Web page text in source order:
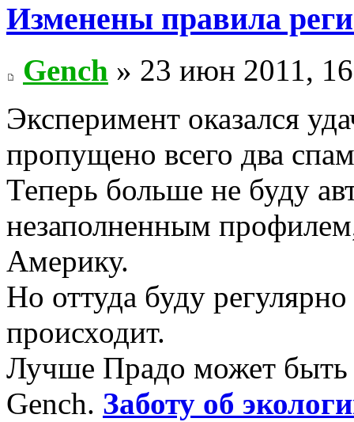
Изменены правила
Gench » 23 июн 2011,
Эксперимент оказался
пропущено всего два
Теперь больше не буду
незаполненным
Америку.
Но оттуда буду
происходит.
Лучше Прадо может
Gench. Заботу об